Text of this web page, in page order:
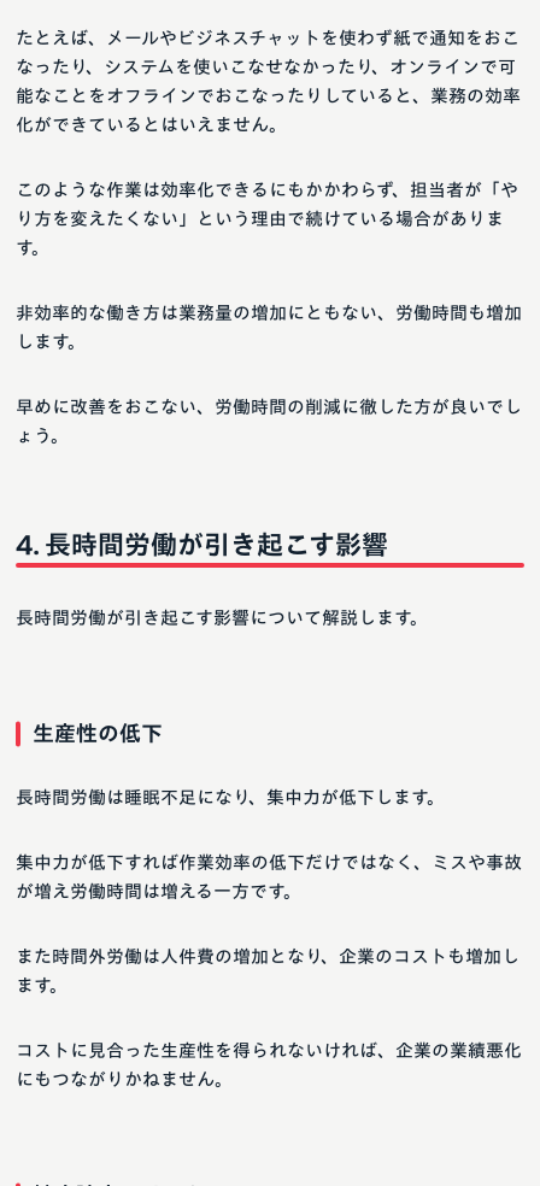
たとえば、メールやビジネスチャットを使わず紙で通知をおこ
なったり、システムを使いこなせなかったり、オンラインで可
能なことをオフラインでおこなったりしていると、業務の効率
化ができているとはいえません。
このような作業は効率化できるにもかかわらず、担当者が「や
り方を変えたくない」という理由で続けている場合がありま
す。
非効率的な働き方は業務量の増加にともない、労働時間も増加
します。
早めに改善をおこない、労働時間の削減に徹した方が良いでし
ょう。
長時間労働が引き起こす影響
長時間労働が引き起こす影響について解説します。
生産性の低下
長時間労働は睡眠不足になり、集中力が低下します。
集中力が低下すれば作業効率の低下だけではなく、ミスや事故
が増え労働時間は増える一方です。
また時間外労働は人件費の増加となり、企業のコストも増加し
ます。
コストに見合った生産性を得られないければ、企業の業績悪化
にもつながりかねません。